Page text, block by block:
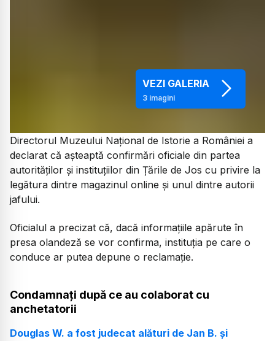
VEZI GALERIA
3imagini
Directorul Muzeului Național de Istorie a României a
declarat că așteaptă confirmări oficiale din partea
autorităților și instituțiilor din Țările de Jos cu privire la
legătura dintre magazinul online și unul dintre autorii
jafului.
Oficialul a precizat că, dacă informațiile apărute în
presa olandeză se vor confirma, instituția pe care o
conduce ar putea depune o reclamație.
Condamnați după ce au colaborat cu
anchetatorii
Douglas W. a fost judecat alături de Jan B. și